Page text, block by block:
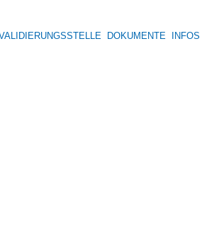
DOKUMENTE